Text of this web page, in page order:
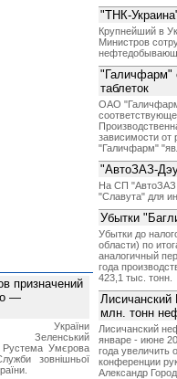
"ТНК-
Крупнейший в
Министров
"Галичфарм"
таблеток
ОАО
зависимости от
"Галичфарм"
"АвтоЗАЗ-
На СП "АвтоЗАЗ
"Славута" для
Убытки
Убытки до
области) по
аналогичный
года
423,1 тыс. тонн.
млн. тонн
Лисичанский
январе - июне
года увеличить
конференции
Александр
призначений
—
України
Зеленський
Pустема Умєрова
зовнішньої